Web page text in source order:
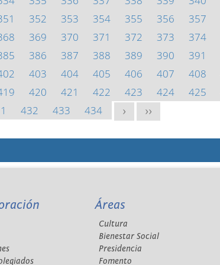
352 353 354 355 356 357
369 370 371 372 373 374
386 387 388 389 390 391
403 404 405 406 407 408
420 421 422 423 424 425
432 433 434 > >>
Áreas
Cultura
Bienestar Social
Presidencia
Fomento